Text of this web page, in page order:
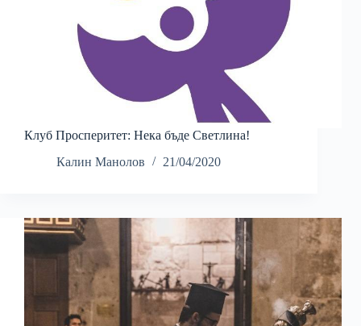
Клуб Просперитет: Нека бъде Светлина!
Калин Манолов
21/04/2020